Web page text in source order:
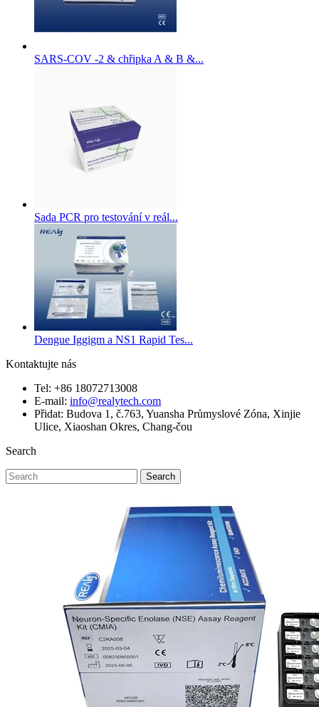
SARS-COV -2 & chřipka A & B &...
Sada PCR pro testování v reál...
Dengue Iggigm a NS1 Rapid Tes...
Kontaktujte nás
Tel: +86 18072713008
E-mail: info@realytech.com
Přidat: Budova 1, č.763, Yuansha Průmyslové Zóna, Xinjie
Ulice, Xiaoshan Okres, Chang-čou
Search
Search